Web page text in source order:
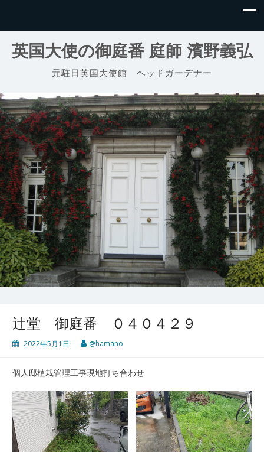
英国大使の御庭番 庭師 濱野義弘
元駐日英国大使館 ヘッドガーデナー
辻堂 御庭番 ０４０４２９
2022年5月1日 @hamano
個人邸植栽管理工事現地打ち合わせ